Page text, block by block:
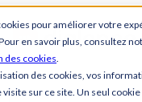
pour améliorer votre
en savoir plus, consultez
des cookies.
des cookies, vos
sur ce site. Un seul